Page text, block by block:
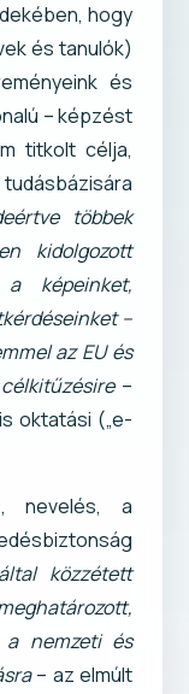
hogy
és tanulók)
és
– képzést
titkolt célja,
többek
kidolgozott
képeinket,
–
az EU és
–
oktatási („e-
nevelés, a
közzétett
a nemzeti és
– az elmúlt